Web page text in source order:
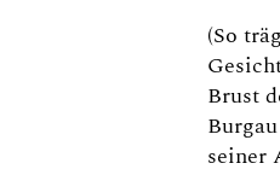
(So
Brust
seiner